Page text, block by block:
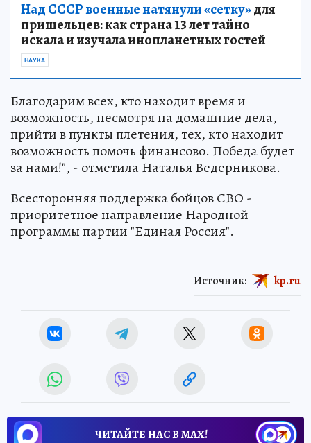
Над СССР военные натянули «сетку»для
пришельцев: как страна 13 лет тайно
искала и изучала инопланетных гостей
НАУКА
Благодарим всех, кто находит время и
возможность, несмотря на домашние дела,
прийти в пункты плетения, тех, кто находит
возможность помочь финансово. Победа будет
за нами!", - отметила Наталья Ведерникова.
Всесторонняя поддержка бойцов СВО -
приоритетное направление Народной
программы партии "Единая Россия".
Источник: kp.ru
ЧИТАЙТЕ НАС В МАХ!